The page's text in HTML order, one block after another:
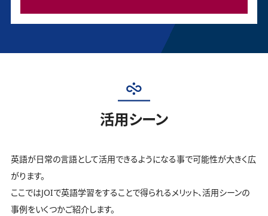
活用シーン
英語が日常の言語として活用できるようになる事で可能性が大きく広
がります。
ここではJOIで英語学習をすることで得られるメリット、活用シーンの
事例をいくつかご紹介します。